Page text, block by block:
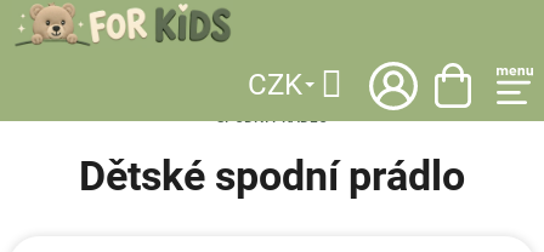
Přejít
na
CZK
Hledat
OBLEČENÍ / PONOŽKY A SPODNÍ PRÁDLO
Dětské spodní prádlo